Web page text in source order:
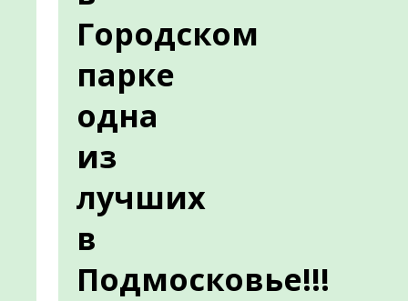
Городском
парке
одна
из
лучших
в
Подмосковье!!!